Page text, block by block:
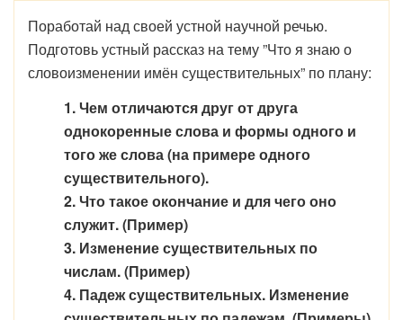
Поработай над своей устной научной речью.
Подготовь устный рассказ на тему ”Что я знаю о
словоизменении имён существительных” по плану:
1. Чем отличаются друг от друга
однокоренные слова и формы одного и
того же слова (на примере одного
существительного).
2. Что такое окончание и для чего оно
служит. (Пример)
3. Изменение существительных по
числам. (Пример)
4. Падеж существительных. Изменение